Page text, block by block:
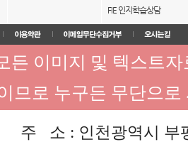
FIE 인지학습상담
든 이미지 및 텍스트
므로 누구든 무단으
주 소 : 인천광역시 부